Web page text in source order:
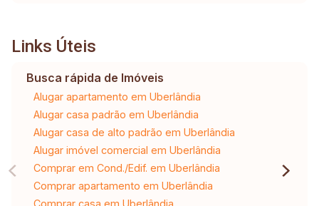
Links Úteis
Busca rápida de Imóveis
Alugar apartamento em Uberlândia
Alugar casa padrão em Uberlândia
Alugar casa de alto padrão em Uberlândia
Alugar imóvel comercial em Uberlândia
Comprar em Cond./Edif. em Uberlândia
Comprar apartamento em Uberlândia
Comprar casa em Uberlândia